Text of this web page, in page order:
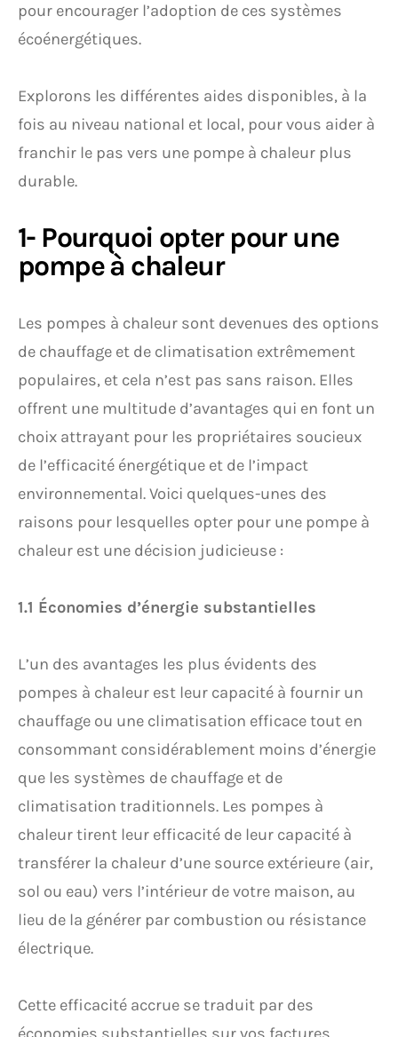
pour encourager l’adoption de ces systèmes
écoénergétiques.
Explorons les différentes aides disponibles, à la
fois au niveau national et local, pour vous aider à
franchir le pas vers une pompe à chaleur plus
durable.
1- Pourquoi opter pour une
pompe à chaleur
Les pompes à chaleur sont devenues des options
de chauffage et de climatisation extrêmement
populaires, et cela n’est pas sans raison. Elles
offrent une multitude d’avantages qui en font un
choix attrayant pour les propriétaires soucieux
de l’efficacité énergétique et de l’impact
environnemental. Voici quelques-unes des
raisons pour lesquelles opter pour une pompe à
chaleur est une décision judicieuse :
1.1 Économies d’énergie substantielles
L’un des avantages les plus évidents des
pompes à chaleur est leur capacité à fournir un
chauffage ou une climatisation efficace tout en
consommant considérablement moins d’énergie
que les systèmes de chauffage et de
climatisation traditionnels. Les pompes à
chaleur tirent leur efficacité de leur capacité à
transférer la chaleur d’une source extérieure (air,
sol ou eau) vers l’intérieur de votre maison, au
lieu de la générer par combustion ou résistance
électrique.
Cette efficacité accrue se traduit par des